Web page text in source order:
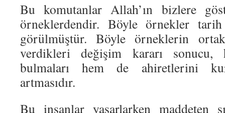
Bu komutanlar Allah’ın bizlere
örneklerdendir. Böyle örnekler
görülmüştür. Böyle örneklerin
verdikleri değişim kararı sonucu,
bulmaları hem de ahiretlerini
artmasıdır.
Bu insanlar yaşarlarken maddeten